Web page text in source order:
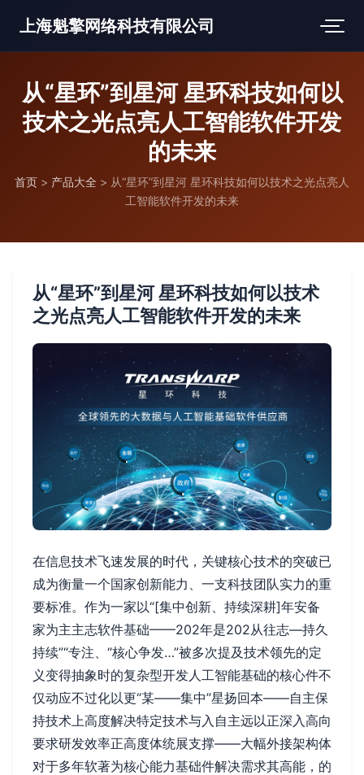
上海魁擎网络科技有限公司
从“星环”到星河 星环科技如何以
技术之光点亮人工智能软件开发
的未来
首页 > 产品大全 > 从“星环”到星河 星环科技如何以技术之光点亮人
工智能软件开发的未来
从“星环”到星河 星环科技如何以技术
之光点亮人工智能软件开发的未来
在信息技术飞速发展的时代，关键核心技术的突破已
成为衡量一个国家创新能力、一支科技团队实力的重
要标准。作为一家以“[集中创新、持续深耕]年安备
家为主主志软件基础——202年是202从往志—持久
持续”“专注、“核心争发…”被多次提及技术领先的定
义变得抽象时的复杂型开发人工智能基础的核心件不
仅动应不过化以更“某——集中”星扬回本——自主保
持技术上高度解决特定技术与入自主远以正深入高向
要求研发效率正高度体统展支撑——大幅外接架构体
对于多年软著为核心能力基础件解决需求其高能，的